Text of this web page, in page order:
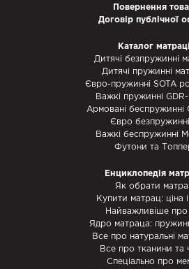
Повернення
Договір публічної
Каталог
Дитячі безпружинні
Дитячі пружинні
Євро-пружинні SOTA
Важкі пружинні
Армовані беспружинні
Євро
Важкі беспружинні
Футони та
Енциклопедія
Як обрати
Купити матрац: ціна і
Найважливіше про
Ядро матраца:
Все про натуральні
Все про тканини та
Спеціально про